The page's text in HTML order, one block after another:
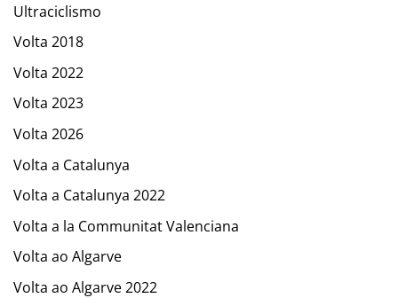
Ultraciclismo
Volta 2018
Volta 2022
Volta 2023
Volta 2026
Volta a Catalunya
Volta a Catalunya 2022
Volta a la Communitat Valenciana
Volta ao Algarve
Volta ao Algarve 2022